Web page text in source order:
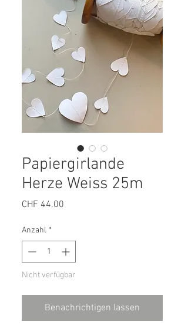
Papiergirlande
Herze Weiss 25m
CHF 44.00
Anzahl *
Nicht verfügbar
Benachrichtigen lassen